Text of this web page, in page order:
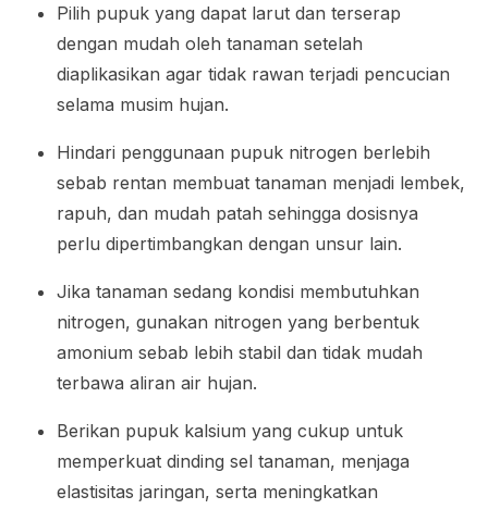
Pilih pupuk yang dapat larut dan terserap
dengan mudah oleh tanaman setelah
diaplikasikan agar tidak rawan terjadi pencucian
selama musim hujan.
Hindari penggunaan pupuk nitrogen berlebih
sebab rentan membuat tanaman menjadi lembek,
rapuh, dan mudah patah sehingga dosisnya
perlu dipertimbangkan dengan unsur lain.
Jika tanaman sedang kondisi membutuhkan
nitrogen, gunakan nitrogen yang berbentuk
amonium sebab lebih stabil dan tidak mudah
terbawa aliran air hujan.
Berikan pupuk kalsium yang cukup untuk
memperkuat dinding sel tanaman, menjaga
elastisitas jaringan, serta meningkatkan